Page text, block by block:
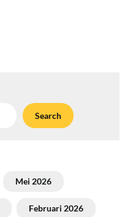
Search
Mei 2026
Februari 2026